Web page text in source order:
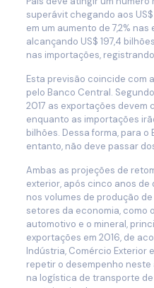
superávit chegando aos
em um aumento de 7,2%
alcançando US$ 197,4
nas importações, registrando
Esta previsão coincide com
pelo Banco Central.
2017 as exportações devem
enquanto as importações
bilhões. Dessa forma, para o
entanto, não deve passar
Ambas as projeções de
exterior, após cinco anos
nos volumes de produção
setores da economia, como
automotivo e o mineral,
exportações em 2016, de
Indústria, Comércio Exterior
repetir o desempenho
na logística de transporte